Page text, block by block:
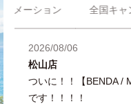
ォメーション 全国キャ
2026/08/06
松山店
ついに！！【BENDA /
です！！！！